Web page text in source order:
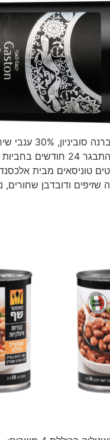
טוניסאים מבית
ודובדבן שחורים,